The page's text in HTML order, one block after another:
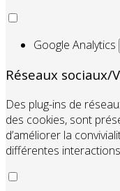
Google Analytics
Réseaux sociaux/
Des plug-ins de
des cookies, sont
d’améliorer la
différentes